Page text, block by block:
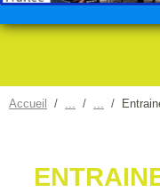
Accueil